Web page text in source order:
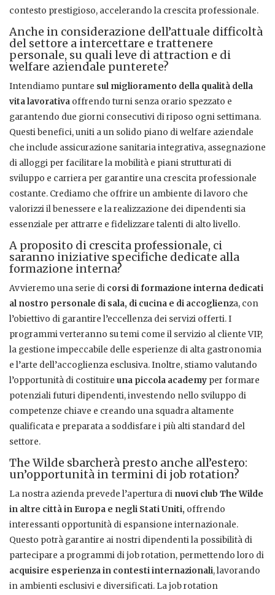
contesto prestigioso, accelerando la crescita professionale.
Anche in considerazione dell’attuale difficoltà
del settore a intercettare e trattenere
personale, su quali leve di attraction e di
welfare aziendale punterete?
Intendiamo puntare sul miglioramento della qualità della
vita lavorativa offrendo turni senza orario spezzato e
garantendo due giorni consecutivi di riposo ogni settimana.
Questi benefici, uniti a un solido piano di welfare aziendale
che include assicurazione sanitaria integrativa, assegnazione
di alloggi per facilitare la mobilità e piani strutturati di
sviluppo e carriera per garantire una crescita professionale
costante. Crediamo che offrire un ambiente di lavoro che
valorizzi il benessere e la realizzazione dei dipendenti sia
essenziale per attrarre e fidelizzare talenti di alto livello.
A proposito di crescita professionale, ci
saranno iniziative specifiche dedicate alla
formazione interna?
Avvieremo una serie di corsi di formazione interna dedicati
al nostro personale di sala, di cucina e di accoglienza, con
l’obiettivo di garantire l’eccellenza dei servizi offerti. I
programmi verteranno su temi come il servizio al cliente VIP,
la gestione impeccabile delle esperienze di alta gastronomia
e l’arte dell’accoglienza esclusiva. Inoltre, stiamo valutando
l’opportunità di costituire una piccola academy per formare
potenziali futuri dipendenti, investendo nello sviluppo di
competenze chiave e creando una squadra altamente
qualificata e preparata a soddisfare i più alti standard del
settore.
The Wilde sbarcherà presto anche all’estero:
un’opportunità in termini di job rotation?
La nostra azienda prevede l’apertura di nuovi club The Wilde
in altre città in Europa e negli Stati Uniti, offrendo
interessanti opportunità di espansione internazionale.
Questo potrà garantire ai nostri dipendenti la possibilità di
partecipare a programmi di job rotation, permettendo loro di
acquisire esperienza in contesti internazionali, lavorando
in ambienti esclusivi e diversificati. La job rotation